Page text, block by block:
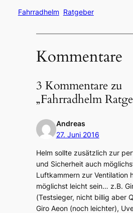
Fahrradhelm Ratgeber
Kommentare
3 Kommentare zu
„Fahrradhelm
Andreas
27. Juni 2016
Helm sollte zusätzlich zur
und Sicherheit auch
Luftkammern zur Ventilation
möglichst leicht sein… z.B.
(Testsieger, nicht billig aber
Giro Aeon (noch leichter),